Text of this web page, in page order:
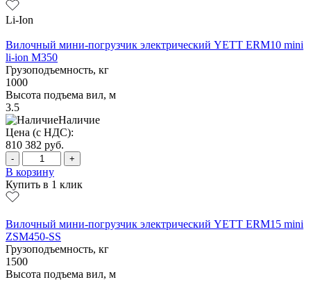
Li-Ion
Вилочный мини-погрузчик электрический YETT ERM10 mini
li-ion M350
Грузоподъемность, кг
1000
Высота подъема вил, м
3.5
Наличие
Цена (с НДС):
810 382 руб.
- +
В корзину
Купить в 1 клик
Вилочный мини-погрузчик электрический YETT ERM15 mini
ZSM450-SS
Грузоподъемность, кг
1500
Высота подъема вил, м